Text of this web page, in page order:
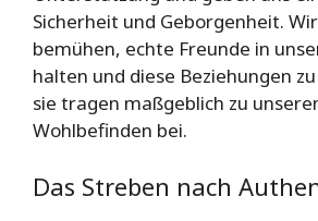
Sicherheit und Geborgenheit.
bemühen, echte Freunde in
halten und diese Beziehungen
sie tragen maßgeblich zu
Wohlbefinden bei.
Das Streben nach